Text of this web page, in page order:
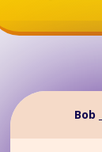
Bob